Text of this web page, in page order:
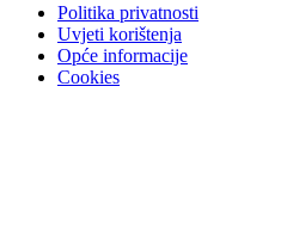
Politika privatnosti
Uvjeti korištenja
Opće informacije
Cookies